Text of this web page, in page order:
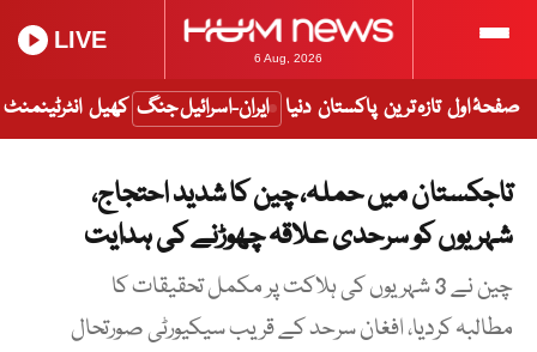
6 Aug, 2026
LIVE
صفحۂ اول تازہ ترین پاکستان دنیا ایران-اسرائیل جنگ کھیل انٹرٹینمنٹ
تاجکستان میں حملہ، چین کا شدید احتجاج،
شہریوں کو سرحدی علاقہ چھوڑنے کی ہدایت
چین نے 3 شہریوں کی ہلاکت پر مکمل تحقیقات کا
مطالبہ کردیا، افغان سرحد کے قریب سیکیورٹی صورتحال